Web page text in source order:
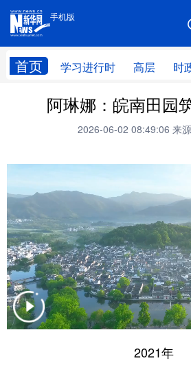
手机版
首页 学习进行时 高层 时
手机版
网站地图
学习进行时 高层
财经
台湾 思客智库 全球
科技
文化
访谈 视频
法律 中央文件
食品 人居 信
学术中国 乡村振兴
阿琳娜：皖南田园
2026-06-02 08:49:06 来
2021年